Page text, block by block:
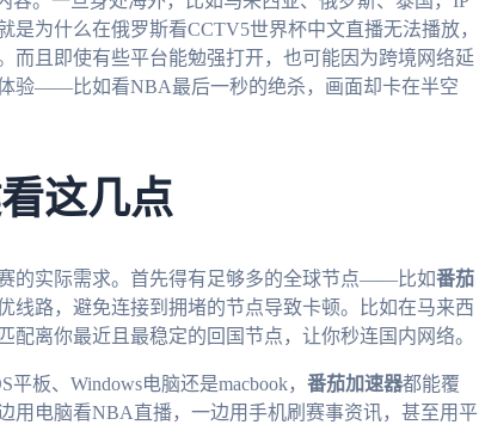
为什么在俄罗斯看CCTV5世界杯中文直播无法播放，
而且即使有些平台能勉强打开，也可能因为跨境网络延
验——比如看NBA最后一秒的绝杀，画面却卡在半空
这几点
的实际需求。首先得有足够多的全球节点——比如番茄
线路，避免连接到拥堵的节点导致卡顿。比如在马来西
配离你最近且最稳定的回国节点，让你秒连国内网络。
板、Windows电脑还是macbook， 番茄加速器都能覆
用电脑看NBA直播，一边用手机刷赛事资讯，甚至用平